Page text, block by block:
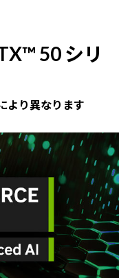
50 シリ
より異なります